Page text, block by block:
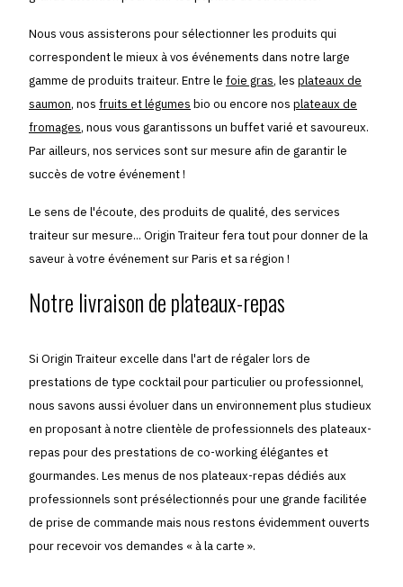
Nous vous assisterons pour sélectionner les produits qui
correspondent le mieux à vos événements dans notre large
gamme de produits traiteur. Entre le foie gras, les plateaux de
saumon, nos fruits et légumes bio ou encore nos plateaux de
fromages, nous vous garantissons un buffet varié et savoureux.
Par ailleurs, nos services sont sur mesure afin de garantir le
succès de votre événement !
Le sens de l'écoute, des produits de qualité, des services
traiteur sur mesure... Origin Traiteur fera tout pour donner de la
saveur à votre événement sur Paris et sa région !
Notre livraison de plateaux-repas
Si Origin Traiteur excelle dans l'art de régaler lors de
prestations de type cocktail pour particulier ou professionnel,
nous savons aussi évoluer dans un environnement plus studieux
en proposant à notre clientèle de professionnels des plateaux-
repas pour des prestations de co-working élégantes et
gourmandes. Les menus de nos plateaux-repas dédiés aux
professionnels sont présélectionnés pour une grande facilitée
de prise de commande mais nous restons évidemment ouverts
pour recevoir vos demandes « à la carte ».